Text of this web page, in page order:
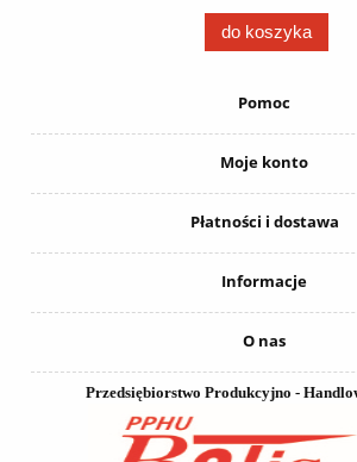
do koszyka
Pomoc
Moje konto
Płatności i dostawa
Informacje
O nas
Przedsiębiorstwo Produkcyjno -